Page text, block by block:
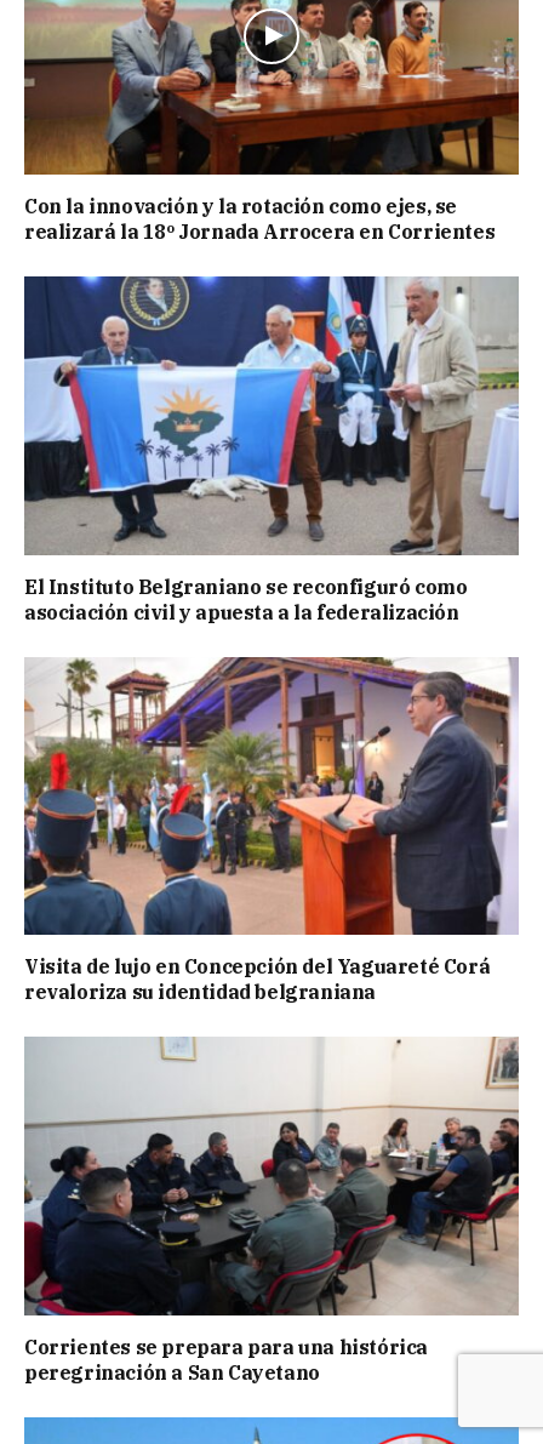
Con la innovación y la rotación como ejes, se
realizará la 18º Jornada Arrocera en Corrientes
El Instituto Belgraniano se reconfiguró como
asociación civil y apuesta a la federalización
Visita de lujo en Concepción del Yaguareté Corá
revaloriza su identidad belgraniana
Corrientes se prepara para una histórica
peregrinación a San Cayetano